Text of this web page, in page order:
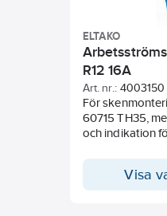
ELTAKO
R12 16A
Art. nr.: 4003150
För
60715 TH35,
och indikation
Visa